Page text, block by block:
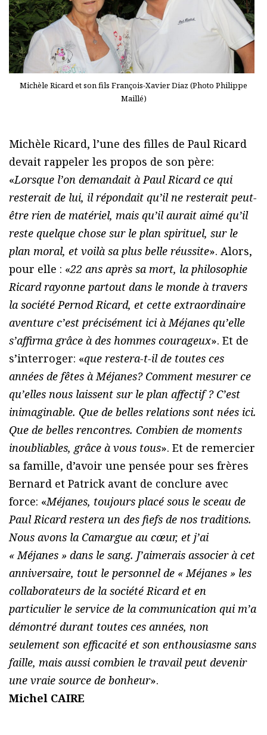
Michèle Ricard et son fils François-Xavier Diaz (Photo Philippe
Maillé)
Michèle Ricard, l’une des filles de Paul Ricard
devait rappeler les propos de son père:
«Lorsque l’on demandait à Paul Ricard ce qui
resterait de lui, il répondait qu’il ne resterait peut-
être rien de matériel, mais qu’il aurait aimé qu’il
reste quelque chose sur le plan spirituel, sur le
plan moral, et voilà sa plus belle réussite». Alors,
pour elle : «22 ans après sa mort, la philosophie
Ricard rayonne partout dans le monde à travers
la société Pernod Ricard, et cette extraordinaire
aventure c’est précisément ici à Méjanes qu’elle
s’affirma grâce à des hommes courageux». Et de
s’interroger: «que restera-t-il de toutes ces
années de fêtes à Méjanes? Comment mesurer ce
qu’elles nous laissent sur le plan affectif ? C’est
inimaginable. Que de belles relations sont nées ici.
Que de belles rencontres. Combien de moments
inoubliables, grâce à vous tous». Et de remercier
sa famille, d’avoir une pensée pour ses frères
Bernard et Patrick avant de conclure avec
force: «Méjanes, toujours placé sous le sceau de
Paul Ricard restera un des fiefs de nos traditions.
Nous avons la Camargue au cœur, et j’ai
« Méjanes » dans le sang. J’aimerais associer à cet
anniversaire, tout le personnel de « Méjanes » les
collaborateurs de la société Ricard et en
particulier le service de la communication qui m’a
démontré durant toutes ces années, non
seulement son efficacité et son enthousiasme sans
faille, mais aussi combien le travail peut devenir
une vraie source de bonheur».
Michel CAIRE